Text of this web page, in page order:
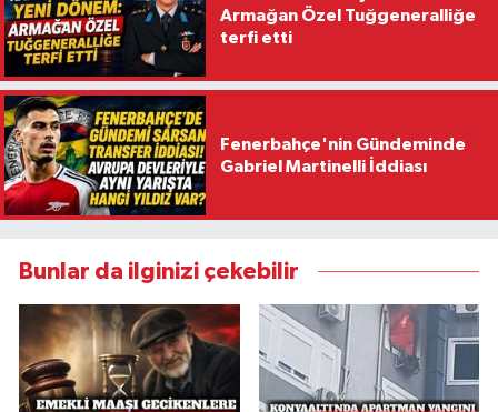
Armağan Özel Tuğgeneralliğe
terfi etti
Fenerbahçe'nin Gündeminde
Gabriel Martinelli İddiası
Bunlar da ilginizi çekebilir